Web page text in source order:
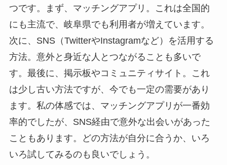
つです。まず、マッチングアプリ。これは全国的
にも主流で、岐阜県でも利用者が増えています。
次に、SNS（TwitterやInstagramなど）を活用する
方法。意外と身近な人とつながることも多いで
す。最後に、掲示板やコミュニティサイト。これ
は少し古い方法ですが、今でも一定の需要があり
ます。私の体感では、マッチングアプリが一番効
率的でしたが、SNS経由で意外な出会いがあった
こともあります。どの方法が自分に合うか、いろ
いろ試してみるのも良いでしょう。